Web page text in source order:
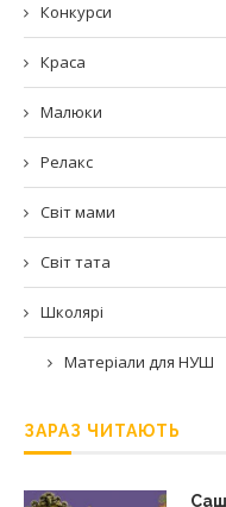
Конкурси
Краса
Малюки
Релакс
Світ мами
Світ тата
Школярі
Матеріали для НУШ
ЗАРАЗ ЧИТАЮТЬ